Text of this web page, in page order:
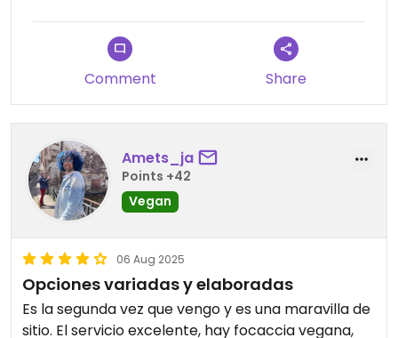
Comment Share
Amets_ja
Points +42
Vegan
06 Aug 2025
Opciones variadas y elaboradas
Es la segunda vez que vengo y es una maravilla de
sitio. El servicio excelente, hay focaccia vegana,